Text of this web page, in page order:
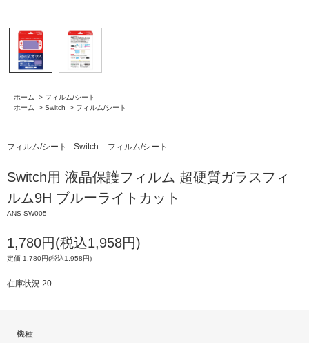
ホーム > フィルム/シート
ホーム
> Switch > フィルム/シート
フィルム/シート Switch フィルム/シート
Switch用 液晶保護フィルム 超硬質ガラスフィ
ルム9H ブルーライトカット
ANS-SW005
1,780円(税込1,958円)
定価 1,780円(税込1,958円)
在庫状況 20
機種